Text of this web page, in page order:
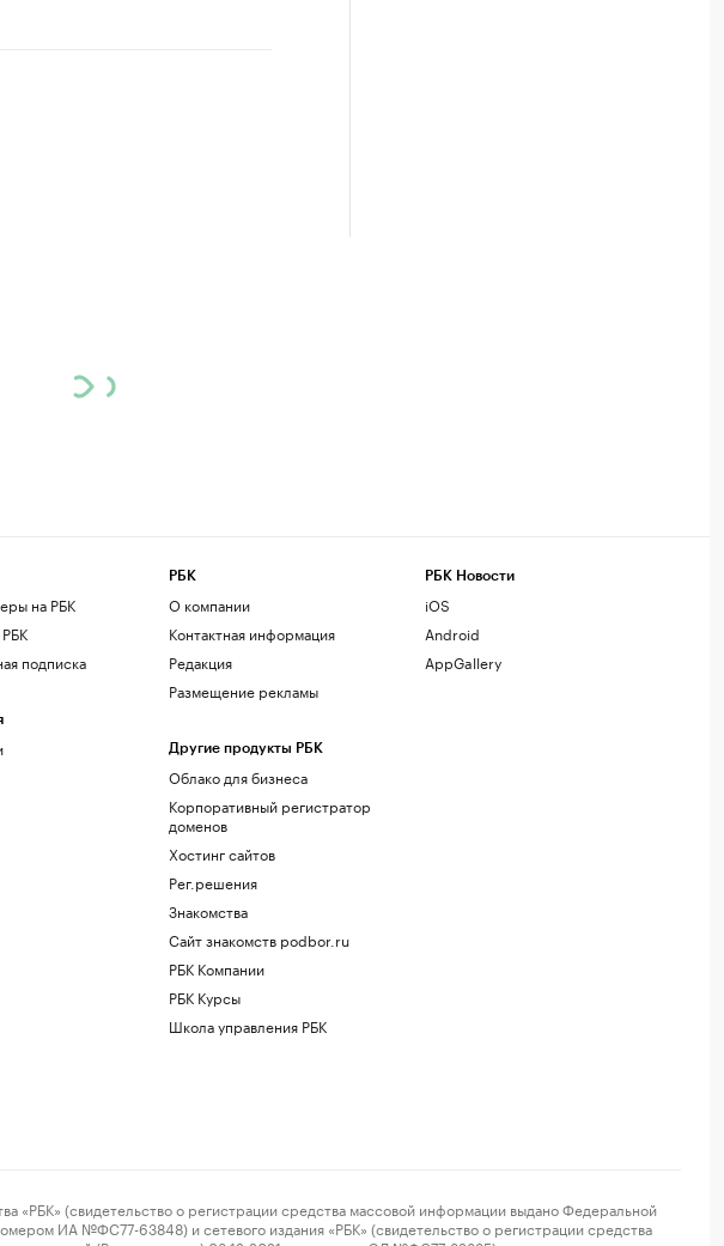
на РБК
подписка
РБК
О компании
Контактная информация
Редакция
Размещение рекламы
Другие продукты РБК
Облако для бизнеса
Корпоративный регистратор
доменов
Хостинг сайтов
Рег.решения
Знакомства
Сайт знакомств podbor.ru
РБК Компании
РБК Курсы
Школа управления РБК
РБК Новости
iOS
Android
AppGallery
(свидетельство о регистрации средства массовой информации выдано Федеральной
ИА №ФС77-63848) и сетевого издания «РБК» (свидетельство о регистрации средства